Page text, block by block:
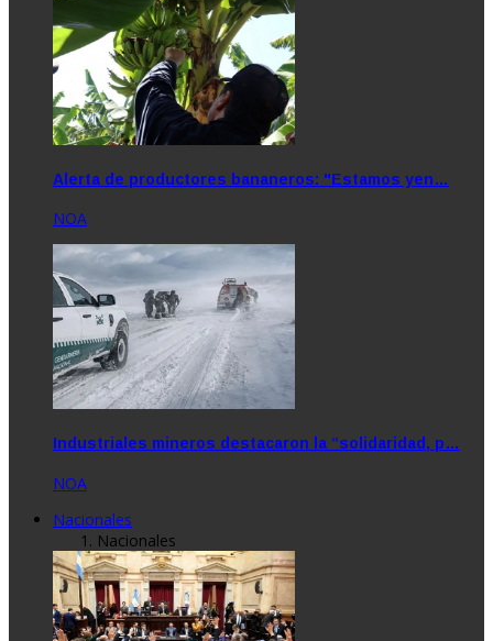
Alerta de productores bananeros: "Estamos yen…
NOA
Industriales mineros destacaron la “solidaridad, p…
NOA
Nacionales
Nacionales